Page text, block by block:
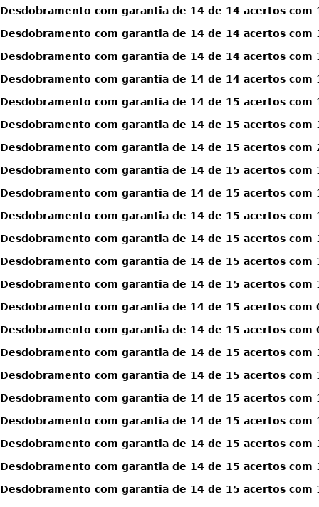
Desdobramento com garantia de 14 de 14 acertos com
Desdobramento com garantia de 14 de 14 acertos com
Desdobramento com garantia de 14 de 14 acertos com
Desdobramento com garantia de 14 de 14 acertos com
Desdobramento com garantia de 14 de 15 acertos com
Desdobramento com garantia de 14 de 15 acertos com
Desdobramento com garantia de 14 de 15 acertos com
Desdobramento com garantia de 14 de 15 acertos com
Desdobramento com garantia de 14 de 15 acertos com
Desdobramento com garantia de 14 de 15 acertos com
Desdobramento com garantia de 14 de 15 acertos com
Desdobramento com garantia de 14 de 15 acertos com
Desdobramento com garantia de 14 de 15 acertos com
Desdobramento com garantia de 14 de 15 acertos com
Desdobramento com garantia de 14 de 15 acertos com
Desdobramento com garantia de 14 de 15 acertos com
Desdobramento com garantia de 14 de 15 acertos com
Desdobramento com garantia de 14 de 15 acertos com
Desdobramento com garantia de 14 de 15 acertos com
Desdobramento com garantia de 14 de 15 acertos com
Desdobramento com garantia de 14 de 15 acertos com
Desdobramento com garantia de 14 de 15 acertos com